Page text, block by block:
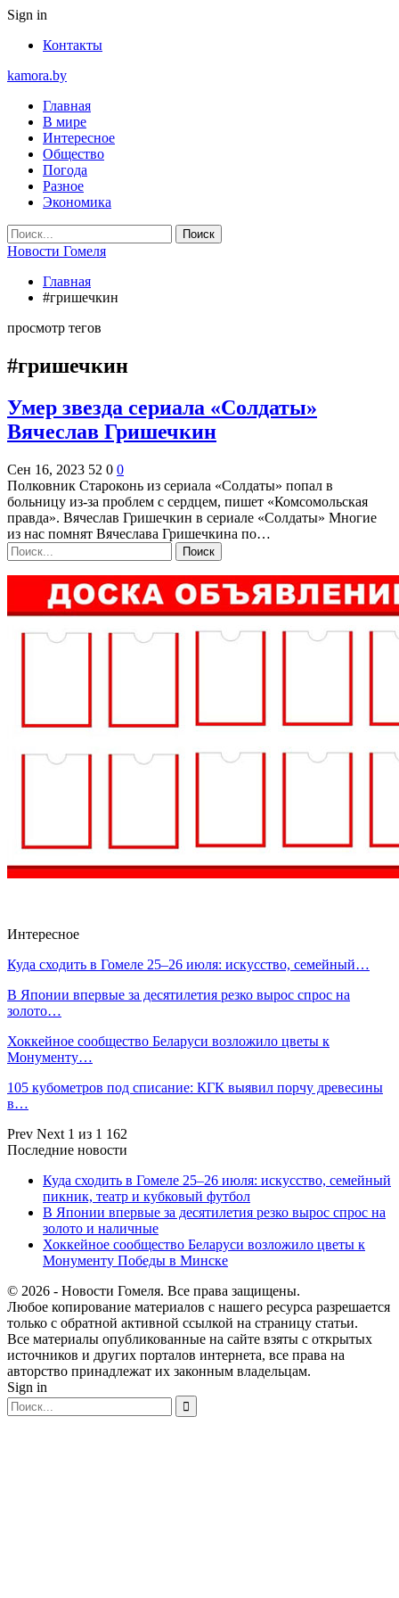
Sign in
Контакты
kamora.by
Главная
В мире
Интересное
Общество
Погода
Разное
Экономика
Новости Гомеля
Главная
#гришечкин
просмотр тегов
#гришечкин
Умер звезда сериала «Солдаты»
Вячеслав Гришечкин
Сен 16, 2023 52 0 0
Полковник Староконь из сериала «Солдаты» попал в
больницу из-за проблем с сердцем, пишет «Комсомольская
правда». Вячеслав Гришечкин в сериале «Солдаты» Многие
из нас помнят Вячеслава Гришечкина по…
Интересное
Куда сходить в Гомеле 25–26 июля: искусство, семейный…
В Японии впервые за десятилетия резко вырос спрос на
золото…
Хоккейное сообщество Беларуси возложило цветы к
Монументу…
105 кубометров под списание: КГК выявил порчу древесины
в…
Prev Next 1 из 1 162
Последние новости
Куда сходить в Гомеле 25–26 июля: искусство, семейный
пикник, театр и кубковый футбол
В Японии впервые за десятилетия резко вырос спрос на
золото и наличные
Хоккейное сообщество Беларуси возложило цветы к
Монументу Победы в Минске
© 2026 - Новости Гомеля. Все права защищены.
Любое копирование материалов с нашего ресурса разрешается
только с обратной активной ссылкой на страницу статьи.
Все материалы опубликованные на сайте взяты с открытых
источников и других порталов интернета, все права на
авторство принадлежат их законным владельцам.
Sign in